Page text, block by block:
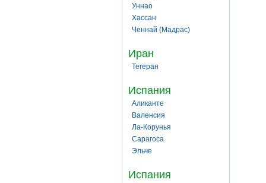
Уннао
Хассан
Ченнай (Мадрас)
Иран
Тегеран
Испания
Аликанте
Валенсия
Ла-Корунья
Сарагоса
Эльче
Испания